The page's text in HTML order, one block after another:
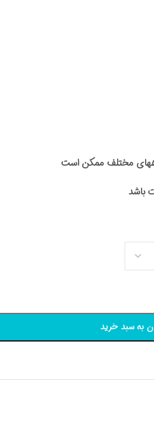
مختلف ممکن است
به سبد خرید